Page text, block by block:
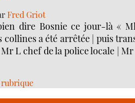
Fred Griot
dire Bosnie ce jour-là «
collines a été arrêtée | puis
L chef de la police locale |